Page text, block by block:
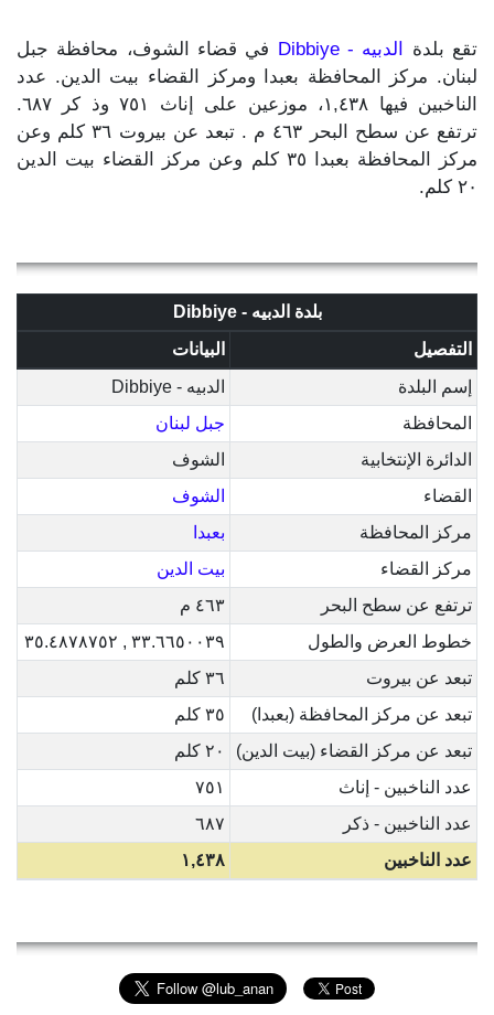
تقع بلدة الدبيه - Dibbiye
في قضاء الشوف، محافظة جبل
لبنان. مركز المحافظة بعبدا ومركز القضاء بيت الدين. عدد
الناخبين فيها ١,٤٣٨، موزعين على إناث ٧٥١ وذ كر ٦٨٧.
ترتفع عن سطح البحر ٤٦٣ م . تبعد عن بيروت ٣٦ كلم وعن
مركز المحافظة بعبدا ٣٥ كلم وعن مركز القضاء بيت الدين
٢٠ كلم.
بلدة الدبيه - Dibbiye
التفصيل
البيانات
إسم البلدة
الدبيه - Dibbiye
المحافظة
جبل لبنان
الدائرة الإنتخابية
الشوف
القضاء
الشوف
مركز المحافظة
بعبدا
مركز القضاء
بيت الدين
ترتفع عن سطح البحر
٤٦٣ م
خطوط العرض والطول
٣٣.٦٦٥٠٠٣٩ , ٣٥.٤٨٧٨٧٥٢
تبعد عن بيروت
٣٦ كلم
تبعد عن مركز المحافظة (بعبدا)
٣٥ كلم
تبعد عن مركز القضاء (بيت الدين)
٢٠ كلم
عدد الناخبين - إناث
٧٥١
عدد الناخبين - ذكر
٦٨٧
عدد الناخبين
١,٤٣٨